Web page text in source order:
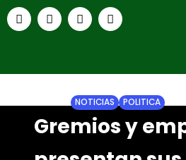
NOTICIAS POLITICA
Gremios y